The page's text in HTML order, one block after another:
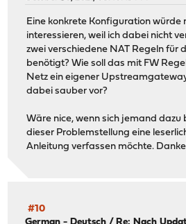
Eine konkrete Konfiguration würde
interessieren, weil ich dabei nicht
zwei verschiedene NAT Regeln für
benötigt? Wie soll das mit FW
Netz ein eigener
dabei sauber vor?
Wäre nice, wenn sich jemand dazu
dieser Problemstellung eine
Anleitung verfassen möchte.
#10